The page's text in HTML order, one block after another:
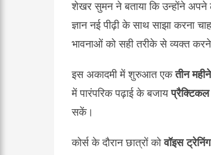
शेखर सुमन ने बताया कि उन्होंने
ज्ञान नई पीढ़ी के साथ साझा करना
भावनाओं को सही तरीके से व्यक्त करने
इस अकादमी में शुरुआत एकतीन
में पारंपरिक पढ़ाई के बजायप्रैक्टिकल
सकें।
कोर्स के दौरान छात्रों कोवॉइस